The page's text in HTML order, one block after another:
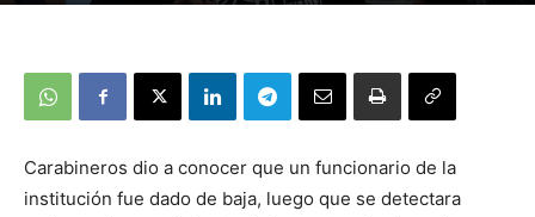
Carabineros dio a conocer que un funcionario de la
institución fue dado de baja, luego que se detectara